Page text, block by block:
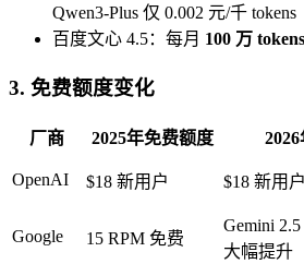
Qwen3-Plus 仅 0.002 元/千 tokens
百度文心 4.5：每月 100 万
3. 免费额度变化
厂商 2025年免费额度
OpenAI $18 新用户 $18 新用户
Google 15 RPM 免费
Gemini
大幅提升